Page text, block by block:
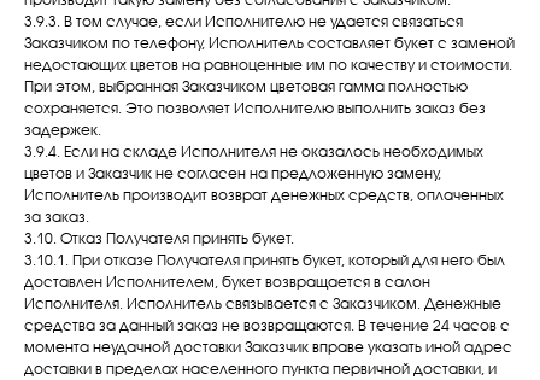
3.9.3. В том случае, если Исполнителю не удается связаться
Заказчиком по телефону, Исполнитель составляет букет с заменой
недостающих цветов на равноценные им по качеству и стоимости.
При этом, выбранная Заказчиком цветовая гамма полностью
сохраняется. Это позволяет Исполнителю выполнить заказ без
задержек.
3.9.4. Если на складе Исполнителя не оказалось необходимых
цветов и Заказчик не согласен на предложенную замену,
Исполнитель производит возврат денежных средств, оплаченных
за заказ.
3.10. Отказ Получателя принять букет.
3.10.1. При отказе Получателя принять букет, который для него был
доставлен Исполнителем, букет возвращается в салон
Исполнителя. Исполнитель связывается с Заказчиком. Денежные
средства за данный заказ не возвращаются. В течение 24 часов с
момента неудачной доставки Заказчик вправе указать иной адрес
доставки в пределах населенного пункта первичной доставки, и